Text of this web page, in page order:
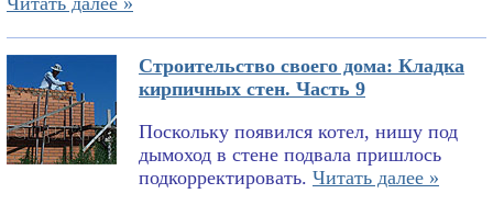
Строительство своего дома: Кладка
кирпичных стен. Часть 9
Поскольку появился котел, нишу под
дымоход в стене подвала пришлось
подкорректировать. Читать далее »